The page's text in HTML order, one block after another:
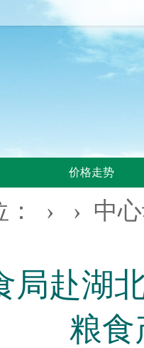
价格走势
： › › 中
局赴湖
粮食